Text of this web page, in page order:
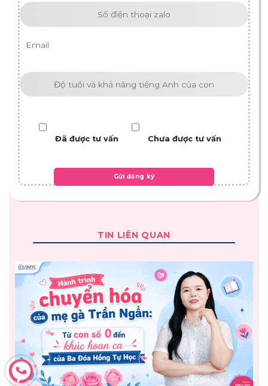
Đã được tư vấn Chưa được tư vấn
TIN LIÊN QUAN